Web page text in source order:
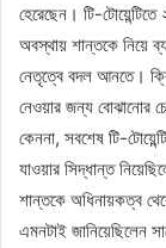
হেরেছেন। টি-
অবস্থায় শান্তকে নিয়ে
নেতৃত্বে বদল আনতে।
নেওয়ার জন্য বোঝানোর
কেননা, সবশেষ টি-
যাওয়ার সিদ্ধান্ত
শান্তকে অধিনায়কত্ব
এমনটাই জানিয়েছিলেন